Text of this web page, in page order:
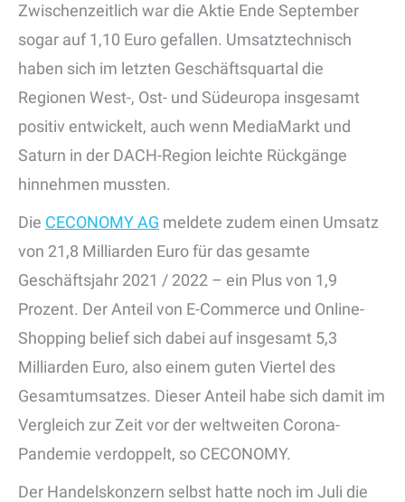
Zwischenzeitlich war die Aktie Ende September
sogar auf 1,10 Euro gefallen. Umsatztechnisch
haben sich im letzten Geschäftsquartal die
Regionen West-, Ost- und Südeuropa insgesamt
positiv entwickelt, auch wenn MediaMarkt und
Saturn in der DACH-Region leichte Rückgänge
hinnehmen mussten.
Die CECONOMY AG meldete zudem einen Umsatz
von 21,8 Milliarden Euro für das gesamte
Geschäftsjahr 2021 / 2022 – ein Plus von 1,9
Prozent. Der Anteil von E-Commerce und Online-
Shopping belief sich dabei auf insgesamt 5,3
Milliarden Euro, also einem guten Viertel des
Gesamtumsatzes. Dieser Anteil habe sich damit im
Vergleich zur Zeit vor der weltweiten Corona-
Pandemie verdoppelt, so CECONOMY.
Der Handelskonzern selbst hatte noch im Juli die